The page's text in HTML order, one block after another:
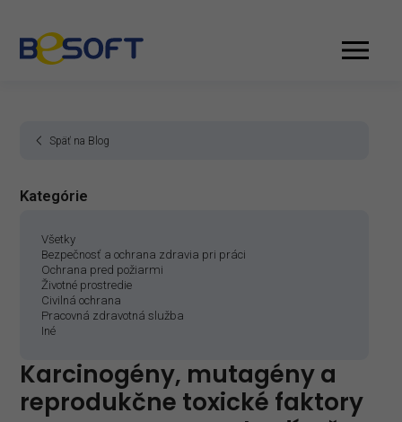
Späť na Blog
Kategórie
Všetky
Bezpečnosť a ochrana zdravia pri práci
Ochrana pred požiarmi
Životné prostredie
Civilná ochrana
Pracovná zdravotná služba
Iné
Karcinogény, mutagény a
reprodukčne toxické faktory